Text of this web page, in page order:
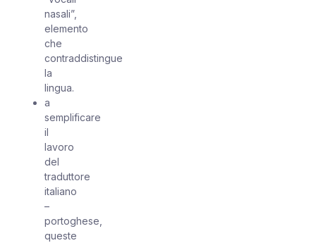
nasali”,
elemento
che
contraddistingue
la
lingua.
a
semplificare
il
lavoro
del
traduttore
italiano
–
portoghese,
queste